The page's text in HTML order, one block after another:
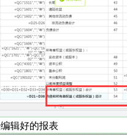
辑好的报表